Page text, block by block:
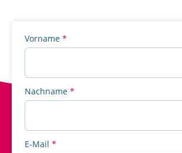
Bitte
lasse
leer.
Vorname *
Nachname *
E-Mail *